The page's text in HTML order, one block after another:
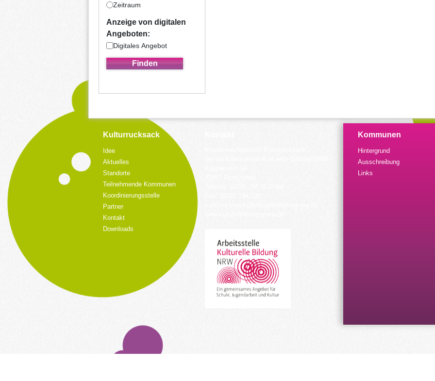
Zeitraum
Anzeige von digitalen
Angeboten:
Digitales Angebot
Kulturrucksack
Idee
Aktuelles
Standorte
Teilnehmende Kommunen
Koordinierungsstelle
Partner
Kontakt
Downloads
Kommunen
Hintergrund
Ausschreibung
Links